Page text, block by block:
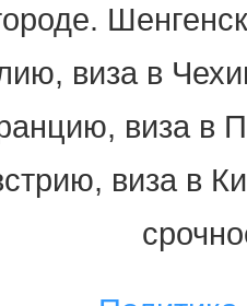
виза в
виза в
виза в